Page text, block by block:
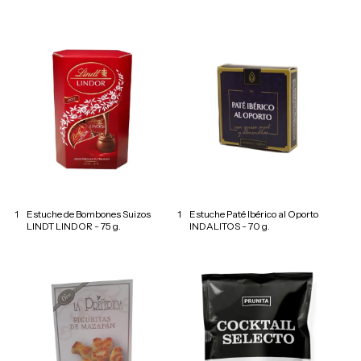
1
Estuche de Bombones Suizos
LINDT LINDOR - 75 g.
1
Estuche Paté Ibérico al Oporto
INDALITOS - 70 g.